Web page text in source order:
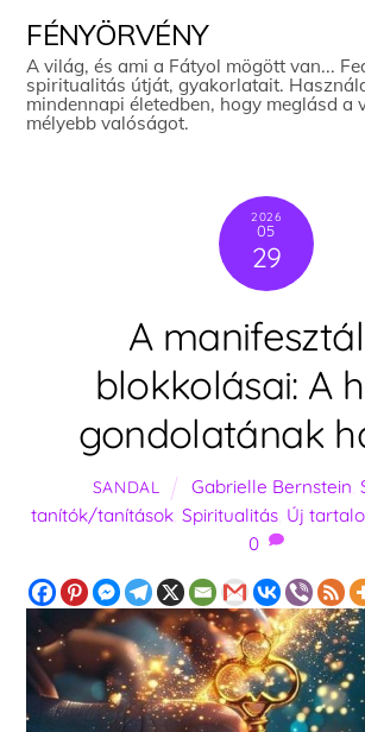
content
FÉNYÖRVÉNY
A világ, és ami a Fátyol mögött van...
spiritualitás útját, gyakorlatait.
mindennapi életedben, hogy meglásd a
mélyebb valóságot.
2026
05
29
A
blokkolásai: A
gondolatának
SANDAL Gabrielle Bernstein ,
tanítók/tanítások, Spiritualitás, Új
0